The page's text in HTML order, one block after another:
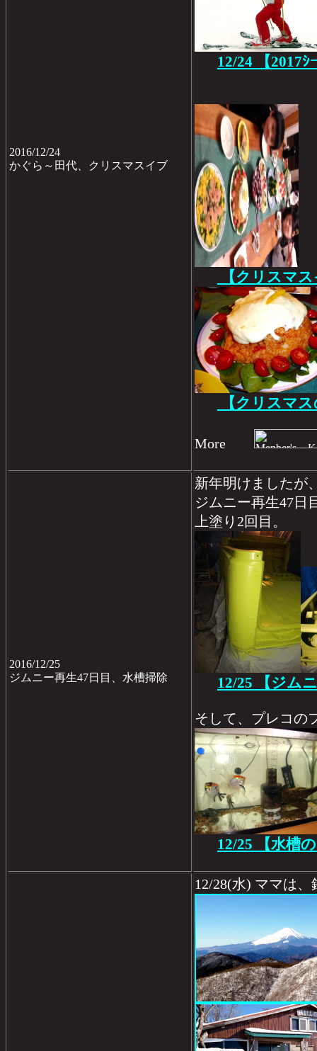
2016/12/24
かぐら～田代、クリスマスイブ
12/24 【2017ｼ
【クリスマ
【クリスマ
More
2016/12/25
ジムニー再生47日目、水槽掃除
新年明けましたが
ジムニー再生47日
上塗り2回目。
12/25 【ジム
そして、プレコの
12/25 【水槽
12/28(水) ママは、